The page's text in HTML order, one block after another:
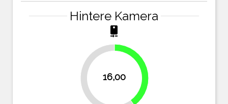
Hintere Kamera
camera_rear
16,00
60%
40%